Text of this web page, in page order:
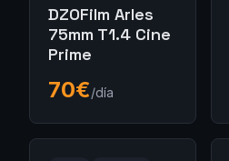
DZOFilm Arles
75mm T1.4 Cine
Prime
70€/día